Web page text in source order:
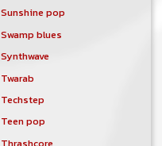
Sunshine pop
Swamp blues
Synthwave
Twarab
Techstep
Teen pop